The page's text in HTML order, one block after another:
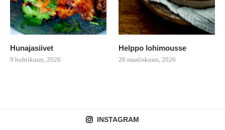
Hunajasiivet
9 huhtikuun, 2026
Helppo lohimousse
26 maaliskuun, 2026
INSTAGRAM